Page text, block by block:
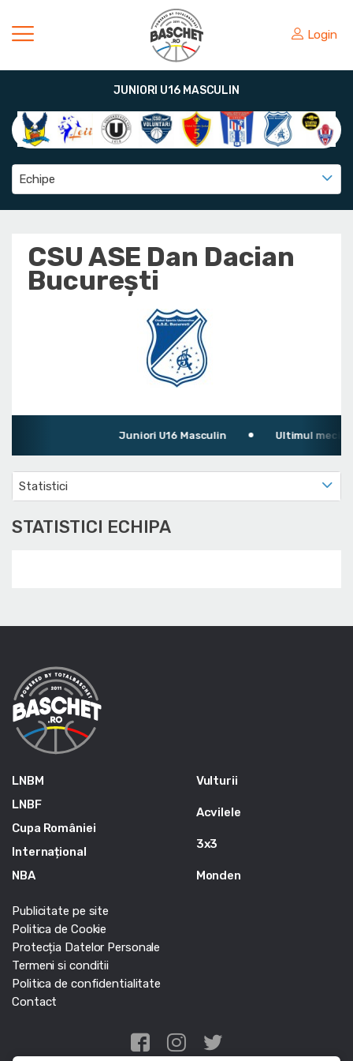
Login
JUNIORI U16 MASCULIN
Echipe
CSU ASE Dan Dacian
București
Juniori U16 Masculin Ultimul meci: CSU
Statistici
STATISTICI ECHIPA
LNBM
LNBF
Cupa României
Internațional
NBA
Vulturii
Acvilele
3x3
Monden
Publicitate pe site
Politica de Cookie
Protecția Datelor Personale
Termeni si conditii
Politica de confidentialitate
Contact